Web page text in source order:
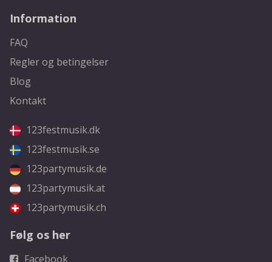
Information
FAQ
Regler og betingelser
Blog
Kontakt
123festmusik.dk
123festmusik.se
123partymusik.de
123partymusik.at
123partymusik.ch
Følg os her
Facebook